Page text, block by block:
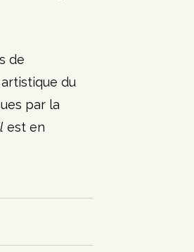
de
du
par la
est en